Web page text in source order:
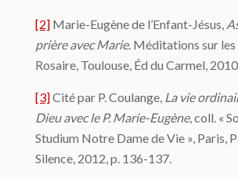
[2] Marie-Eugène de l’Enfant-Jésus,
prière avec Marie. Méditations sur
Rosaire, Toulouse, Éd du Carmel,
[3]Cité par P. Coulange, La vie
Dieu avec le P. Marie-Eugène, coll. «
Studium Notre Dame de Vie », Paris,
Silence, 2012, p. 136-137.